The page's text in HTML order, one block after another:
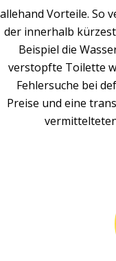
allehand Vorteile. So
der innerhalb
Beispiel die
verstopfte Toilette
Fehlersuche bei
Preise und eine